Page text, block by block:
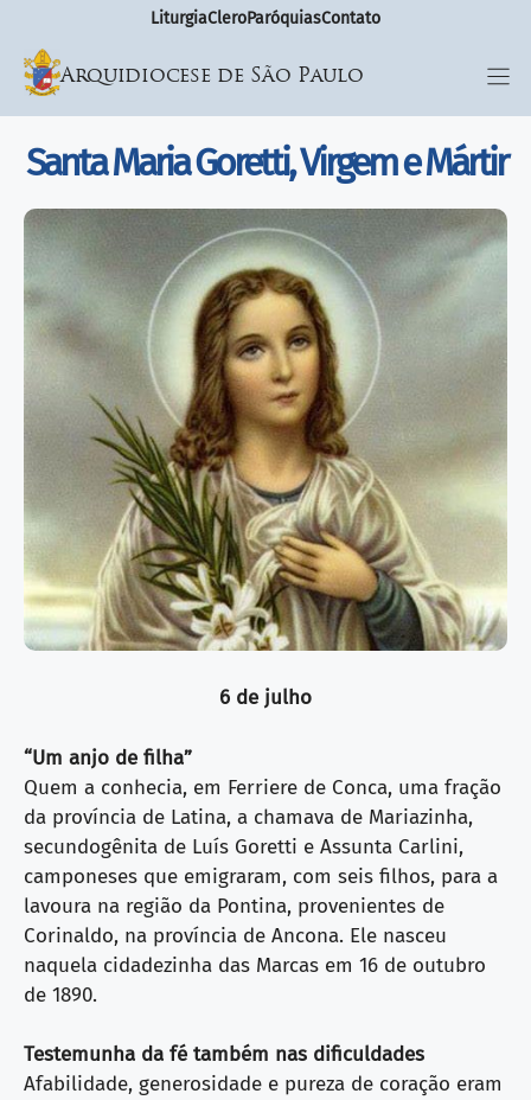
LiturgiaCleroParóquiasContato
Arquidiocese de São Paulo
Santa Maria Goretti, Virgem e Mártir
6 de julho
“Um anjo de filha”
Quem a conhecia, em Ferriere de Conca, uma fração
da província de Latina, a chamava de Mariazinha,
secundogênita de Luís Goretti e Assunta Carlini,
camponeses que emigraram, com seis filhos, para a
lavoura na região da Pontina, provenientes de
Corinaldo, na província de Ancona. Ele nasceu
naquela cidadezinha das Marcas em 16 de outubro
de 1890.
Testemunha da fé também nas dificuldades
Afabilidade, generosidade e pureza de coração eram